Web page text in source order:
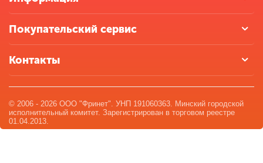
Покупательский сервис
Контакты
© 2006 - 2026 ООО "Фринет". УНП 191060363. Минский городской
исполнительный комитет. Зарегистрирован в торговом реестре
01.04.2013.